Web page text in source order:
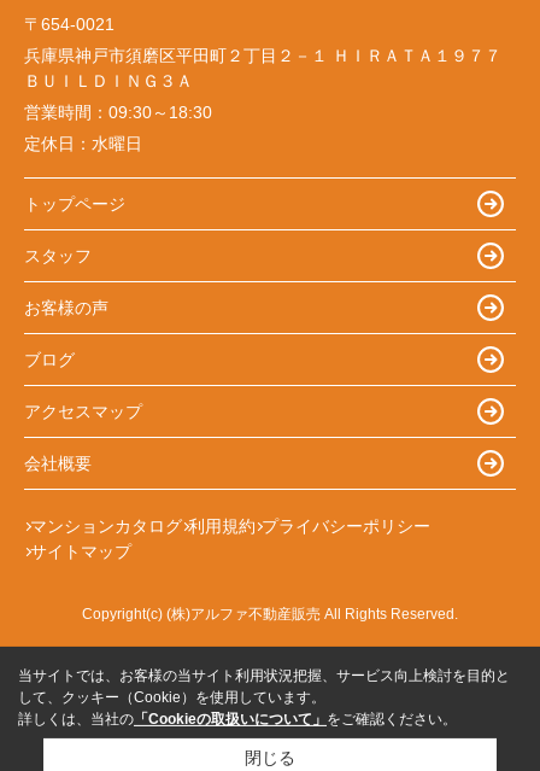
〒654-0021
兵庫県神戸市須磨区平田町２丁目２－１ ＨＩＲＡＴＡ１９７７
ＢＵＩＬＤＩＮＧ３Ａ
営業時間： 09:30～18:30
定休日： 水曜日
トップページ
スタッフ
お客様の声
ブログ
アクセスマップ
会社概要
マンションカタログ 利用規約 プライバシーポリシー
サイトマップ
Copyright(c) (株)アルファ不動産販売 All Rights Reserved.
当サイトでは、お客様の当サイト利用状況把握、サービス向上検討を目的と
して、クッキー（Cookie）を使用しています。
詳しくは、当社の 「Cookieの取扱いについて」 をご確認ください。
閉じる